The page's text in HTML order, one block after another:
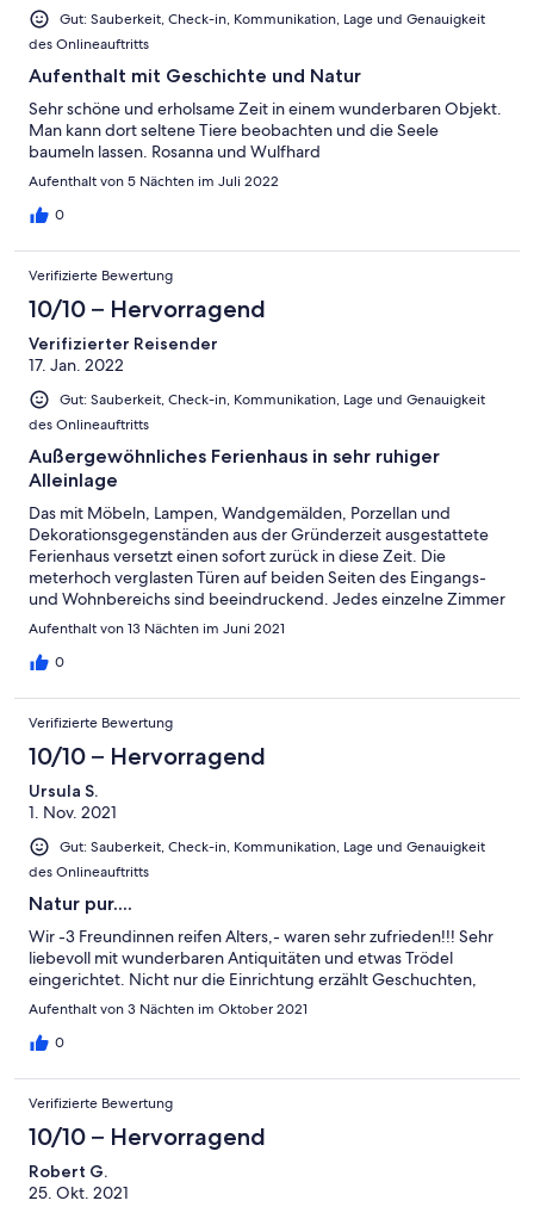
Gut: Sauberkeit, Check-in, Kommunikation, Lage und Genauigkeit
des Onlineauftritts
Aufenthalt mit Geschichte und Natur
Sehr schöne und erholsame Zeit in einem wunderbaren Objekt.
Man kann dort seltene Tiere beobachten und die Seele
baumeln lassen. Rosanna und Wulfhard
Aufenthalt von 5 Nächten im Juli 2022
0
Verifizierte Bewertung
10/10 – Hervorragend
Verifizierter Reisender
17. Jan. 2022
Gut: Sauberkeit, Check-in, Kommunikation, Lage und Genauigkeit
des Onlineauftritts
Außergewöhnliches Ferienhaus in sehr ruhiger
Alleinlage
Das mit Möbeln, Lampen, Wandgemälden, Porzellan und
Dekorationsgegenständen aus der Gründerzeit ausgestattete
Ferienhaus versetzt einen sofort zurück in diese Zeit. Die
meterhoch verglasten Türen auf beiden Seiten des Eingangs-
und Wohnbereichs sind beeindruckend. Jedes einzelne Zimmer
erzählt von den Geschichten aus vergangenen Tagen. Der
Aufenthalt sehr angenehm. Eine komplett ausgestattete Küche
die Betten in den liebevoll ausgestatteten Schlafzimmern für
eine behagliche Atmosphäre. Die Terrasse lädt den ganzen Tag
über und auch am Abend zum Verweilen ein. Die Vermieterin
und Ihre Tochter waren immer erreichbar und sehr hilfsbereit.
Aufenthalt von 13 Nächten im Juni 2021
0
Verifizierte Bewertung
10/10 – Hervorragend
Ursula S.
1. Nov. 2021
Gut: Sauberkeit, Check-in, Kommunikation, Lage und Genauigkeit
des Onlineauftritts
Natur pur....
Wir -3 Freundinnen reifen Alters,- waren sehr zufrieden!!! Sehr
liebevoll mit wunderbaren Antiquitäten und etwas Trödel
eingerichtet. Nicht nur die Einrichtung erzählt Geschuchten,
Aufenthalt von 3 Nächten im Oktober 2021
0
Verifizierte Bewertung
10/10 – Hervorragend
Robert G.
25. Okt. 2021